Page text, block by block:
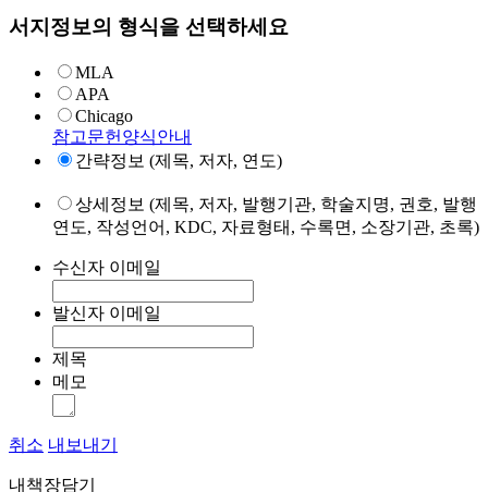
서지정보의 형식을 선택하세요
MLA
APA
Chicago
참고문헌양식안내
간략정보 (제목, 저자, 연도)
상세정보 (제목, 저자, 발행기관, 학술지명, 권호, 발행
연도, 작성언어, KDC, 자료형태, 수록면, 소장기관, 초록)
수신자 이메일
발신자 이메일
제목
메모
취소 내보내기
내책장담기